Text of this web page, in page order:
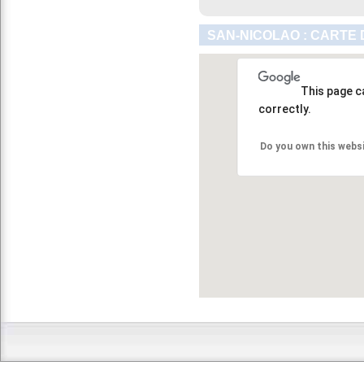
SAN-NICOLAO : CARTE
This page
correctly.
Do you own this